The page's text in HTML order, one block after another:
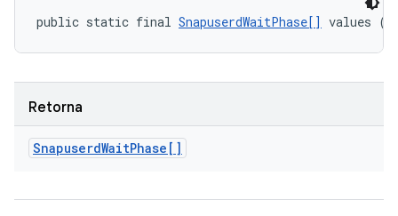
public static final SnapuserdWaitPhase[] values ()
Retorna
SnapuserdWaitPhase[]